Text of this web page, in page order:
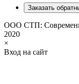
Заказать
ООО СТП:
2020
×
Вход на сайт